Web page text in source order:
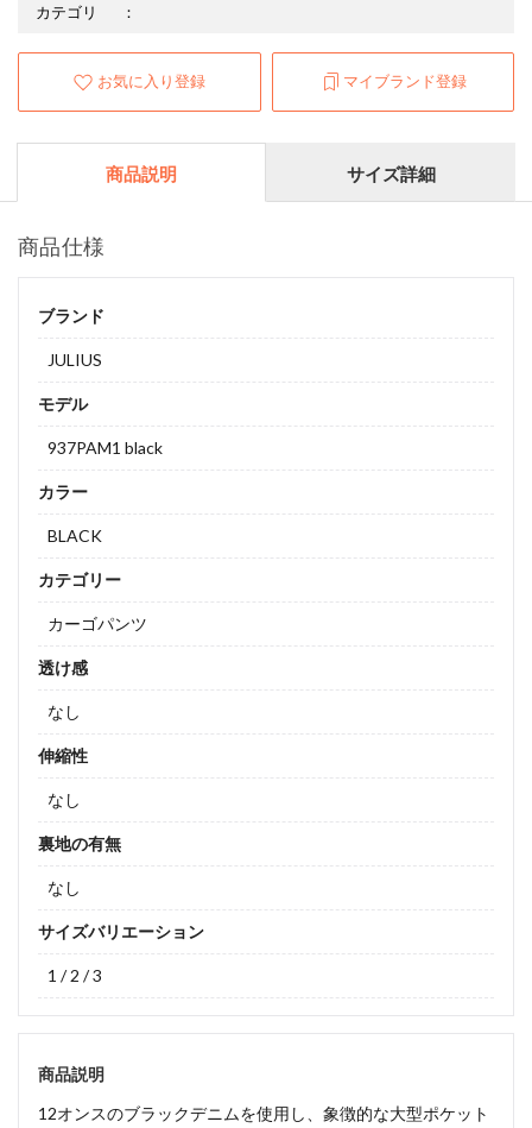
カテゴリ
：
お気に入り登録 マイブランド登録
商品説明 サイズ詳細
商品仕様
ブランド
JULIUS
モデル
937PAM1 black
カラー
BLACK
カテゴリー
カーゴパンツ
透け感
なし
伸縮性
なし
裏地の有無
なし
サイズバリエーション
1 / 2 / 3
商品説明
12オンスのブラックデニムを使用し、象徴的な大型ポケット